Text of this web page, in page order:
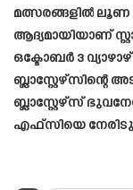
മത്സരങ്ങളിൽ ലൂണ
ആദ്യമായിയാണ്
ഒക്ടോബർ 3
ബ്ലാസ്റ്റേഴ്‌സ്
എഫ്‌സിയെ